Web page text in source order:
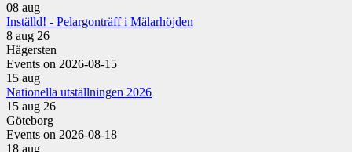
08 aug
Inställd! - Pelargonträff i Mälarhöjden
8 aug 26
Hägersten
Events on 2026-08-15
15 aug
Nationella utställningen 2026
15 aug 26
Göteborg
Events on 2026-08-18
18 aug